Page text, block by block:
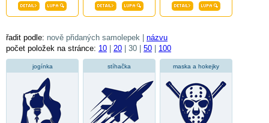
řadit podle: nově přidaných samolepek | názvu
počet položek na stránce: 10 20 | 30 | 50 100
jogínka stíhačka maska a hokejky